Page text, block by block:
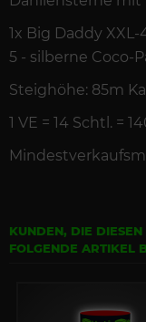
1x Big Daddy
5 - silberne Coco-
Steighöhe: 85m
1 VE = 14 Schtl. =
KUNDEN, DIE
FOLGENDE ARTIKEL